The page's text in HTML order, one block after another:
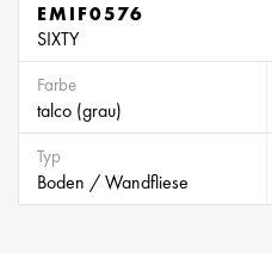
EMIF0576
SIXTY
Farbe
talco (grau)
Typ
Boden / Wandfliese